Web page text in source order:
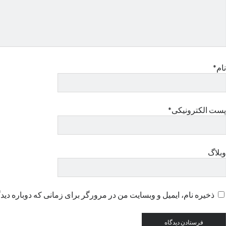
نام*
پست الکترونیکی*
وبلاگ
ذخیره نام، ایمیل و وبسایت من در مرورگر برای زمانی که دوباره